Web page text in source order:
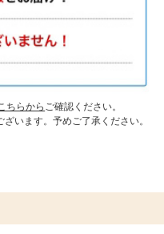
ちらから ご確認ください。
います。予めご了承ください。